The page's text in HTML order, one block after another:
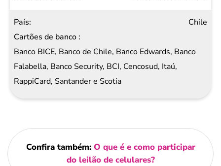
Chile
Banco BICE, Banco de Chile, Banco Edwards, Banco
Falabella, Banco Security, BCI, Cencosud, Itaú,
RappiCard, Santander e Scotia
Confira também: O que é e como participar
do leilão de celulares?